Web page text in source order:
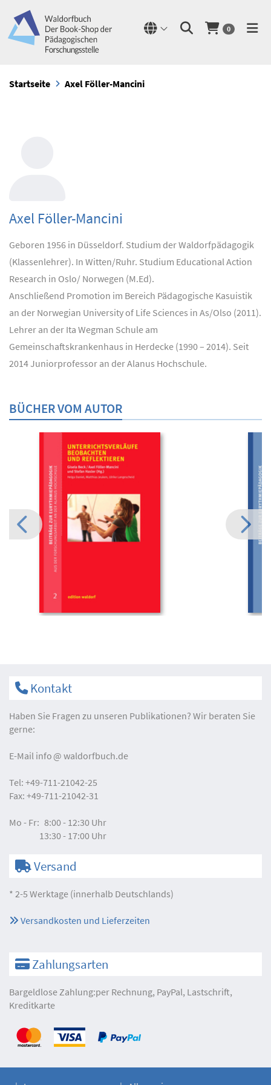
0
Startseite Axel Föller-Mancini
Axel Föller-Mancini
Geboren 1956 in Düsseldorf. Studium der Waldorfpädagogik
(Klassenlehrer). In Witten/Ruhr. Studium Educational Action
Research in Oslo/ Norwegen (M.Ed).
Anschließend Promotion im Bereich Pädagogische Kasuistik
an der Norwegian University of Life Sciences in As/Olso (2011).
Lehrer an der Ita Wegman Schule am
Gemeinschaftskrankenhaus in Herdecke (1990 – 2014). Seit
2014 Juniorprofessor an der Alanus Hochschule.
BÜCHER VOM AUTOR
Kontakt
Haben Sie Fragen zu unseren Publikationen? Wir beraten Sie
gerne:
E-Mail info waldorfbuch.de
Tel: +49-711-21042-25
Fax: +49-711-21042-31
Mo - Fr: 8:00 - 12:30 Uhr
13:30 - 17:00 Uhr
Versand
* 2-5 Werktage (innerhalb Deutschlands)
Versandkosten und Lieferzeiten
Zahlungsarten
Bargeldlose Zahlung:per Rechnung, PayPal, Lastschrift,
Kreditkarte